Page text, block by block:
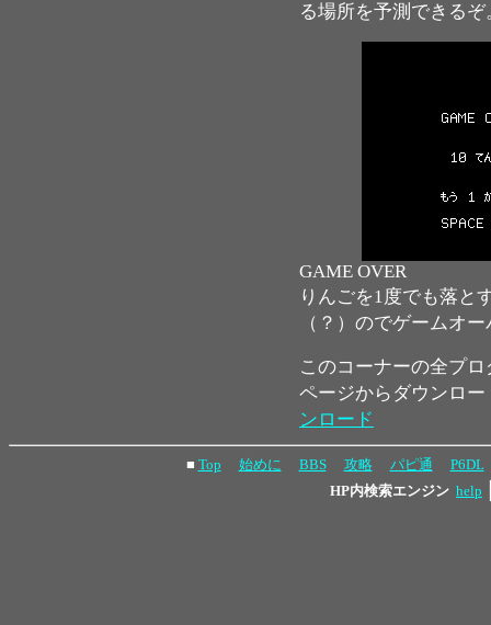
る場所を予測できるぞ
GAME OVER
りんごを1度でも落と
（？）のでゲームオ
このコーナーの全プ
ページからダウンロ
ンロード
■ Top 始めに BBS 攻略 パピ通
P6DL
HP内検索エンジン help